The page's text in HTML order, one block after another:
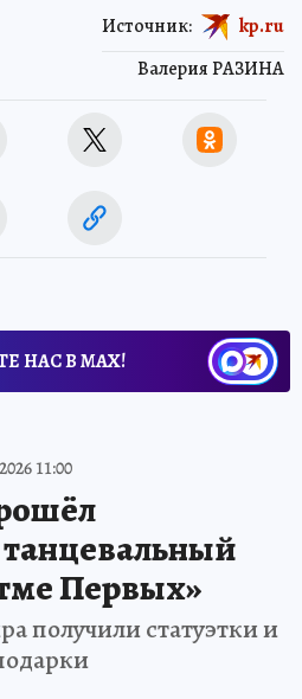
Валерия РАЗИНА
Источник: kp.ru
НАС В МАХ!
11:00
Первых»
получили статуэтки и